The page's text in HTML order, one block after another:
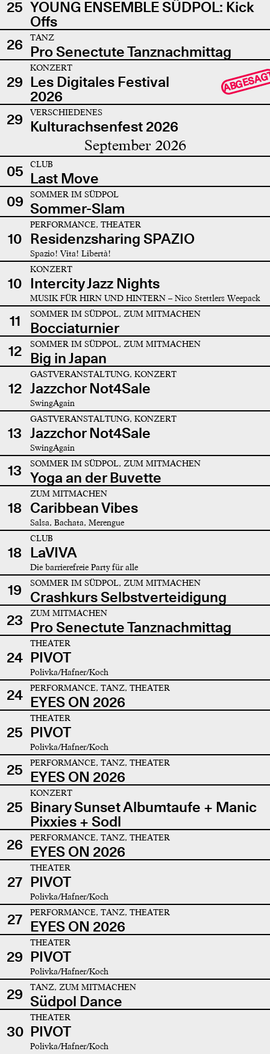
25 YOUNG ENSEMBLE SÜDPOL: Kick
Offs
26
TANZ
Pro Senectute Tanznachmittag
29
KONZERT
Les Digitales Festival
2026
29 VERSCHIEDENES
Kulturachsenfest 2026
September 2026
05 CLUB
Last Move
09
SOMMER IM SÜDPOL
Sommer-Slam
10
PERFORMANCE, THEATER
Residenzsharing SPAZIO
Spazio! Vita! Libertà!
10
KONZERT
Intercity Jazz Nights
MUSIK FÜR HIRN UND HINTERN – Nico Stettlers Weepack
11 SOMMER IM SÜDPOL, ZUM MITMACHEN
Bocciaturnier
12
SOMMER IM SÜDPOL, ZUM MITMACHEN
Big in Japan
12
GASTVERANSTALTUNG, KONZERT
Jazzchor Not4Sale
SwingAgain
13
GASTVERANSTALTUNG, KONZERT
Jazzchor Not4Sale
SwingAgain
13 SOMMER IM SÜDPOL, ZUM MITMACHEN
Yoga an der Buvette
18
ZUM MITMACHEN
Caribbean Vibes
Salsa, Bachata, Merengue
18
CLUB
LaVIVA
Die barrierefreie Party für alle
19 SOMMER IM SÜDPOL, ZUM MITMACHEN
Crashkurs Selbstverteidigung
23
ZUM MITMACHEN
Pro Senectute Tanznachmittag
24
THEATER
PIVOT
Polivka/Hafner/Koch
24 PERFORMANCE, TANZ, THEATER
EYES ON 2026
25
THEATER
PIVOT
Polivka/Hafner/Koch
25 PERFORMANCE, TANZ, THEATER
EYES ON 2026
25
KONZERT
Binary Sunset Albumtaufe + Manic
Pixxies + Sodl
26
PERFORMANCE, TANZ, THEATER
EYES ON 2026
27
THEATER
PIVOT
Polivka/Hafner/Koch
27 PERFORMANCE, TANZ, THEATER
EYES ON 2026
29
THEATER
PIVOT
Polivka/Hafner/Koch
29 TANZ, ZUM MITMACHEN
Südpol Dance
30
THEATER
PIVOT
Polivka/Hafner/Koch